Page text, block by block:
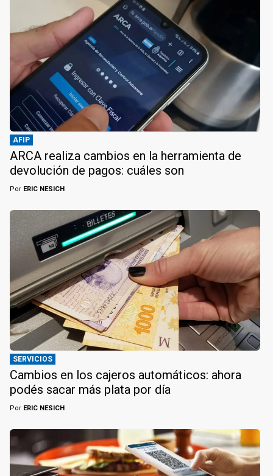
AFIP
ARCA realiza cambios en la herramienta de
devolución de pagos: cuáles son
Por ERIC NESICH
SERVICIOS
Cambios en los cajeros automáticos: ahora
podés sacar más plata por día
Por ERIC NESICH